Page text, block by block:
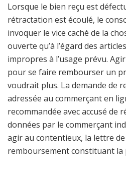
Lorsque le bien reçu est
rétractation est écoulé, le
invoquer le vice caché de la
ouverte qu’à l’égard des
impropres à l’usage prévu.
pour se faire rembourser un
voudrait plus. La demande de
adressée au commerçant en
recommandée avec accusé de
données par le commerçant
agir au contentieux, la lettre de
remboursement constituant la